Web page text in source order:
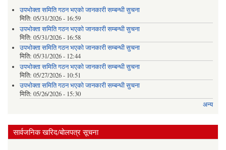
उपभोक्ता समिति गठन भएको जानकारी सम्बन्धी सुचना
मिति: 05/31/2026 - 16:59
उपभोक्ता समिति गठन भएको जानकारी सम्बन्धी सुचना
मिति: 05/31/2026 - 16:58
उपभोक्ता समिति गठन भएको जानकारी सम्बन्धी सुचना
मिति: 05/31/2026 - 12:44
उपभोक्ता समिति गठन भएको जानकारी सम्बन्धी सुचना
मिति: 05/27/2026 - 10:51
उपभोक्ता समिति गठन भएको जानकारी सम्बन्धी सुचना
मिति: 05/26/2026 - 15:30
अन्य
सार्वजनिक खरिद/बोलपत्र सूचना